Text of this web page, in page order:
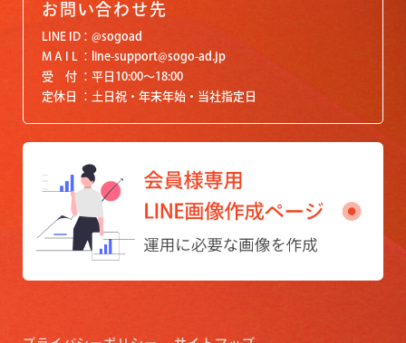
お問い合わせ先
LINE ID
@sogoad
M A I L
line-support@sogo-ad.jp
受 付
平日10:00〜18:00
定休日
土日祝・年末年始・当社指定日